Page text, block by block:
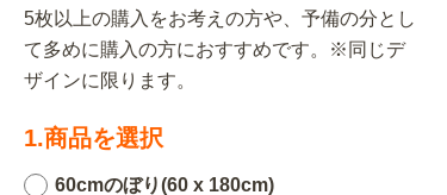
5枚以上の購入をお考えの方や、予備の分とし
て多めに購入の方におすすめです。※同じデ
ザインに限ります。
1.商品を選択
60cmのぼり(60 x 180cm)